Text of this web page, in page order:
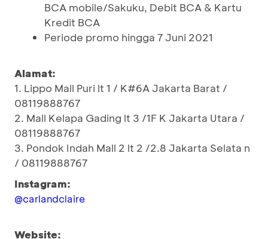
BCA mobile/Sakuku, Debit BCA & Kartu
Kredit BCA
Periode promo hingga 7 Juni 2021
Alamat:
1. Lippo Mall Puri lt 1 / K#6A Jakarta Barat /
08119888767
2. Mall Kelapa Gading lt 3 /1F K Jakarta Utara /
08119888767
3. Pondok Indah Mall 2 lt 2 /2.8 Jakarta Selata n
/ 08119888767
Instagram:
@carlandclaire
Website: